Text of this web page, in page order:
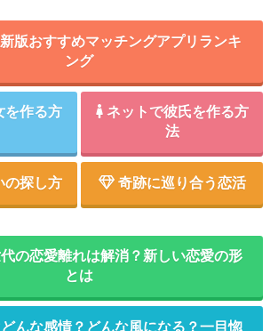
版おすすめマッチングアプリランキ
ング
作る方
ネットで彼氏を作る方
法
の探し方 奇跡に巡り合う恋活
の恋愛離れは解消？新しい恋愛の形
とは
んな感情？どんな風になる？一目惚